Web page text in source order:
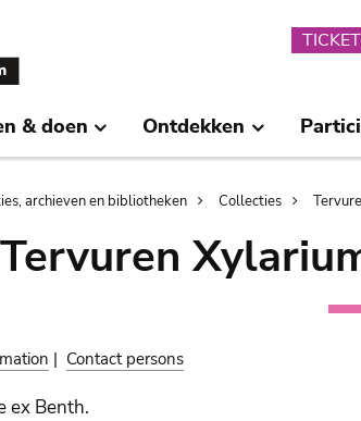
& doen Ontdekken
archieven en bibliotheken Collecties
Tervuren
| Contact persons
ex Benth.